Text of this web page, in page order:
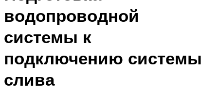
водопроводной
системы к
подключению системы
слива